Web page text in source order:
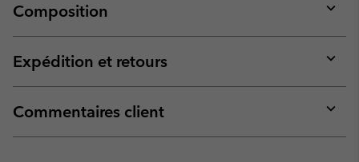
Composition
or
Expédition et retours
or
Commentaires client
or